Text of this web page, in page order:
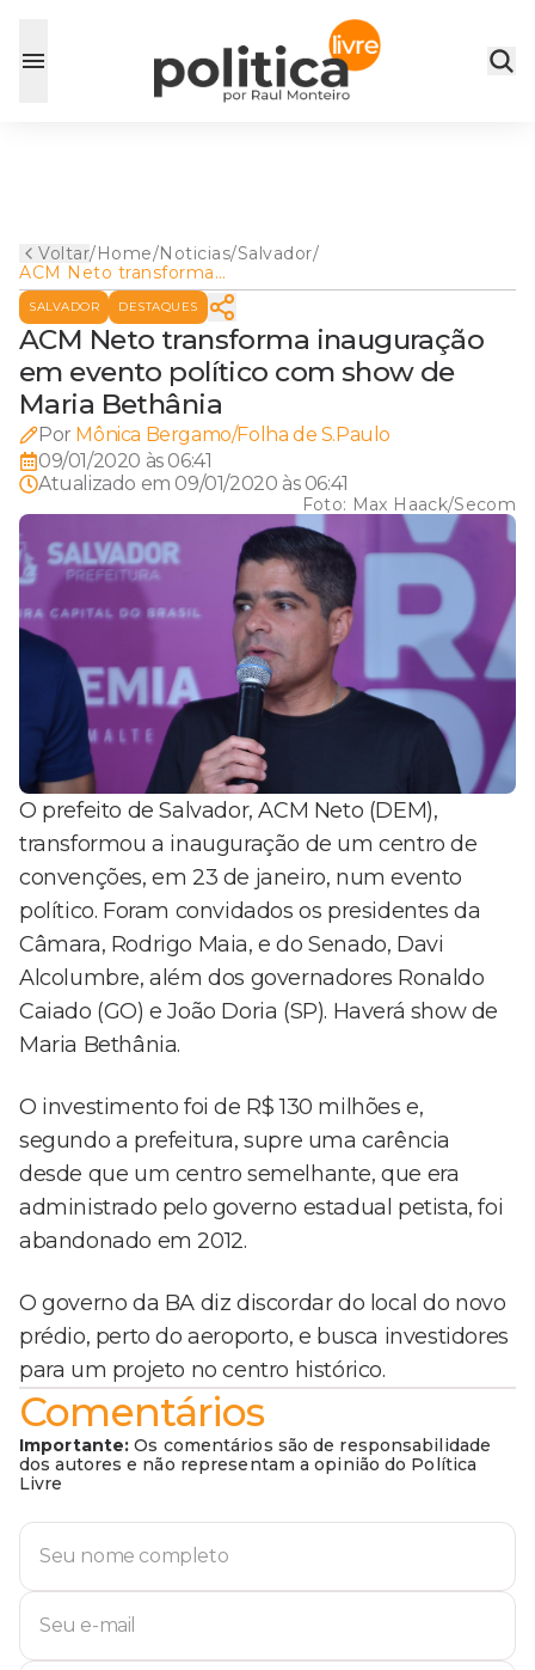
Voltar/Home/Noticias/Salvador/
ACM Neto transforma
inauguração em evento
político com show de Maria
Bethânia
SALVADOR DESTAQUES
ACM Neto transforma inauguração
em evento político com show de
Maria Bethânia
Por Mônica Bergamo/Folha de S.Paulo
09/01/2020 às 06:41
Atualizado em 09/01/2020 às 06:41
Foto: Max Haack/Secom
O prefeito de Salvador, ACM Neto (DEM),
transformou a inauguração de um centro de
convenções, em 23 de janeiro, num evento
político. Foram convidados os presidentes da
Câmara, Rodrigo Maia, e do Senado, Davi
Alcolumbre, além dos governadores Ronaldo
Caiado (GO) e João Doria (SP). Haverá show de
Maria Bethânia.
O investimento foi de R$ 130 milhões e,
segundo a prefeitura, supre uma carência
desde que um centro semelhante, que era
administrado pelo governo estadual petista, foi
abandonado em 2012.
O governo da BA diz discordar do local do novo
prédio, perto do aeroporto, e busca investidores
para um projeto no centro histórico.
Comentários
Importante: Os comentários são de responsabilidade
dos autores e não representam a opinião do Política
Livre